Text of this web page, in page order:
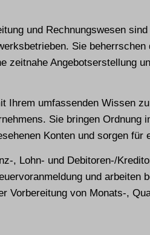
und Rechnungswesen
Sie
zeitnahe Angebotserstellung
Ihrem umfassenden Wissen
Sie bringen Ordnung
Konten und sorgen für
, Lohn- und Debitoren-/
und arbeiten
Vorbereitung von Monats-,